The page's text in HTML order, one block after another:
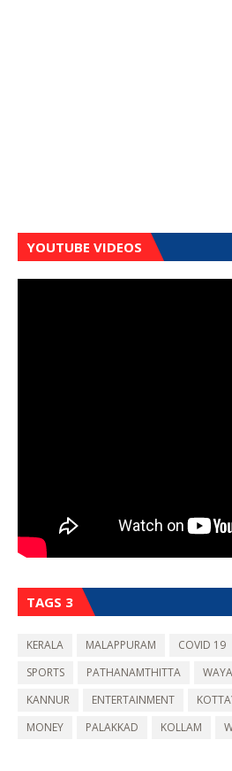
YOUTUBE VIDEOS
TAGS 3
KERALA MALAPPURAM COVID 19
SPORTS
PATHANAMTHITTA
KANNUR
ENTERTAINMENT
MONEY
PALAKKAD KOLLAM